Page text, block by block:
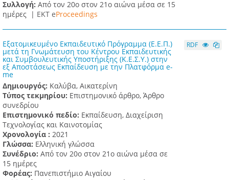
Συλλογή: Από τον 20ο στον 21ο αιώνα μέσα σε 15
ημέρες | ΕΚΤ eProceedings
Εξατομικευμένο Εκπαιδευτικό Πρόγραμμα (Ε.Ε.Π.)
μετά τη Γνωμάτευση του Κέντρου Εκπαιδευτικής
και Συμβουλευτικής Υποστήριξης (Κ.Ε.Σ.Υ.) στην
εξ Αποστάσεως Εκπαίδευση με την Πλατφόρμα e-
me
Δημιουργός: Καλύβα, Αικατερίνη
Τύπος τεκμηρίου: Επιστημονικό άρθρο, Άρθρο
συνεδρίου
Επιστημονικό πεδίο: Εκπαίδευση, Διαχείριση
Τεχνολογίας και Καινοτομίας
Χρονολογία : 2021
Γλώσσα: Ελληνική γλώσσα
Συνέδριο: Από τον 20ο στον 21ο αιώνα μέσα σε
15 ημέρες
Φορέας: Πανεπιστήμιο Αιγαίου
RDF